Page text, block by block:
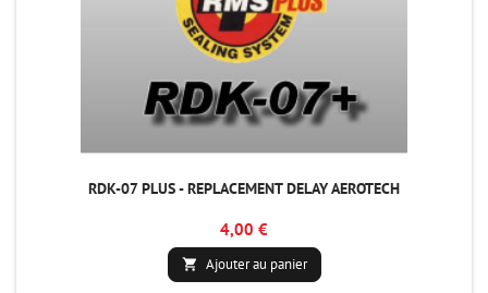
RDK-07 PLUS - REPLACEMENT DELAY AEROTECH
4,00 €
 Ajouter au panier